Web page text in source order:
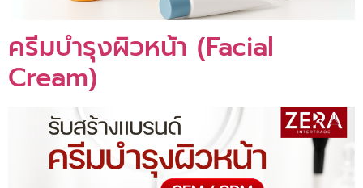
ครีมบำรุงผิวหน้า (Facial
Cream)